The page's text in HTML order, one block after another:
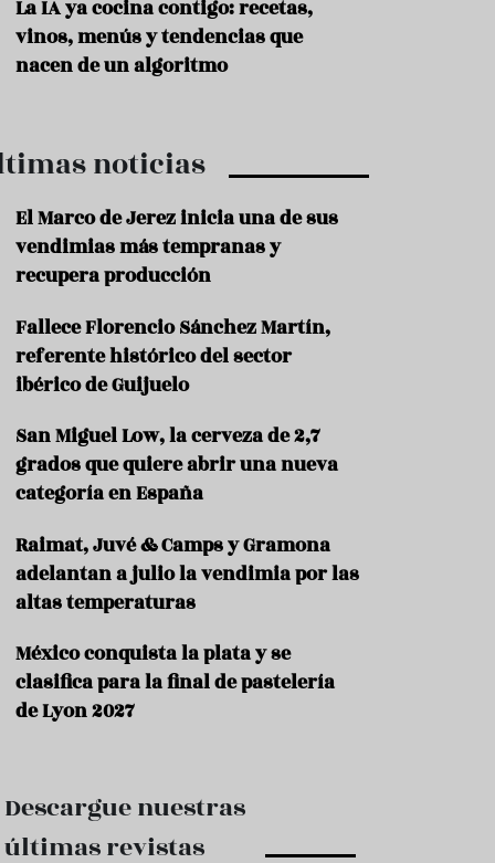
c
i
i
a
u
r
t
s
m
o
La IA ya cocina contigo: recetas,
vinos, menús y tendencias que
nacen de un algoritmo
noticias
El Marco de Jerez inicia una de sus
vendimias más tempranas y
recupera producción
Fallece Florencio Sánchez Martín,
referente histórico del sector
ibérico de Guijuelo
San Miguel Low, la cerveza de 2,7
grados que quiere abrir una nueva
categoría en España
Raimat, Juvé & Camps y Gramona
adelantan a julio la vendimia por las
altas temperaturas
México conquista la plata y se
clasifica para la final de pastelería
de Lyon 2027
Descargue nuestras
últimas revistas